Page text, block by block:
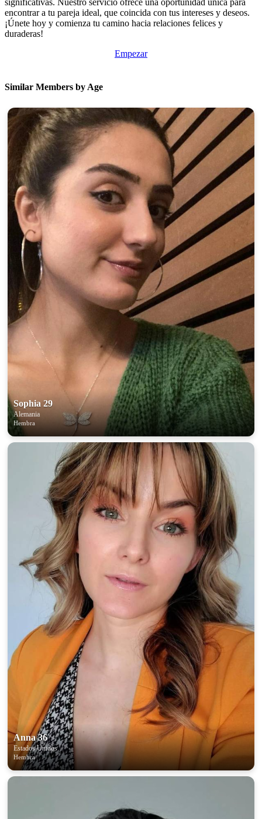
encontrar a tu pareja ideal, que coincida con tus intereses y deseos.
¡Únete hoy y comienza tu camino hacia relaciones felices y
duraderas!
Empezar
Similar Members by Age
Sophia 29
Alemania
Hembra
Anna 36
Estados Unidos
Hembra